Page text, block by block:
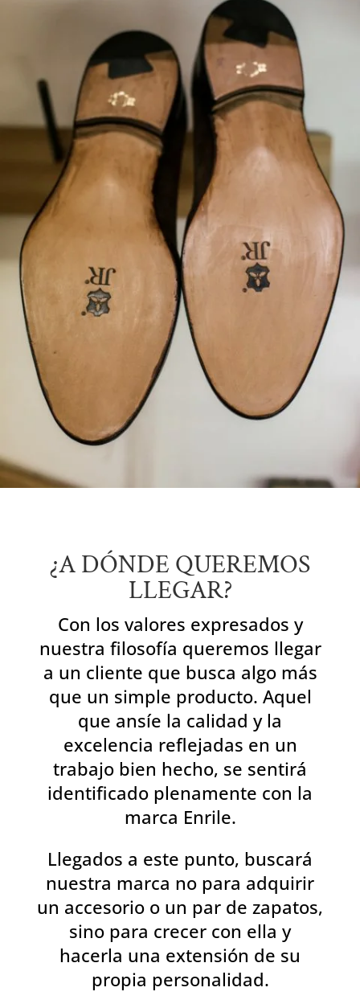
¿A DÓNDE QUEREMOS
LLEGAR?
Con los valores expresados y
nuestra filosofía queremos llegar
a un cliente que busca algo más
que un simple producto. Aquel
que ansíe la calidad y la
excelencia reflejadas en un
trabajo bien hecho, se sentirá
identificado plenamente con la
marca Enrile.
Llegados a este punto, buscará
nuestra marca no para adquirir
un accesorio o un par de zapatos,
sino para crecer con ella y
hacerla una extensión de su
propia personalidad.